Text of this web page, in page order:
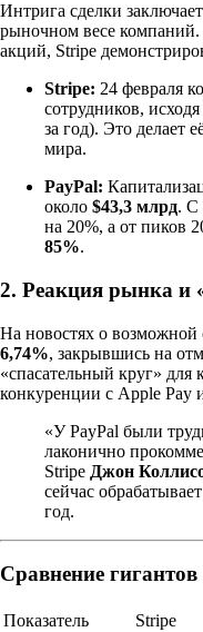
Интрига сделки
рыночном весе компаний.
акций, Stripe
Stripe: 24 февраля
сотрудников,
за год). Это делает
мира.
PayPal:
около $43,3 млрд. С
на 20%, а от пиков
85%.
2. Реакция рынка и
На новостях о возможной
6,74%, закрывшись на
«спасательный круг» для
конкуренции с Apple Pay
«У PayPal были
лаконично
Stripe Джон
сейчас
год.
Сравнение
Показатель Stripe